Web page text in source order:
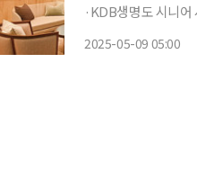
·KDB생명도 시니어 사업 진출 보험사들이 '시니어 케어' 시
2025-05-09 05:00